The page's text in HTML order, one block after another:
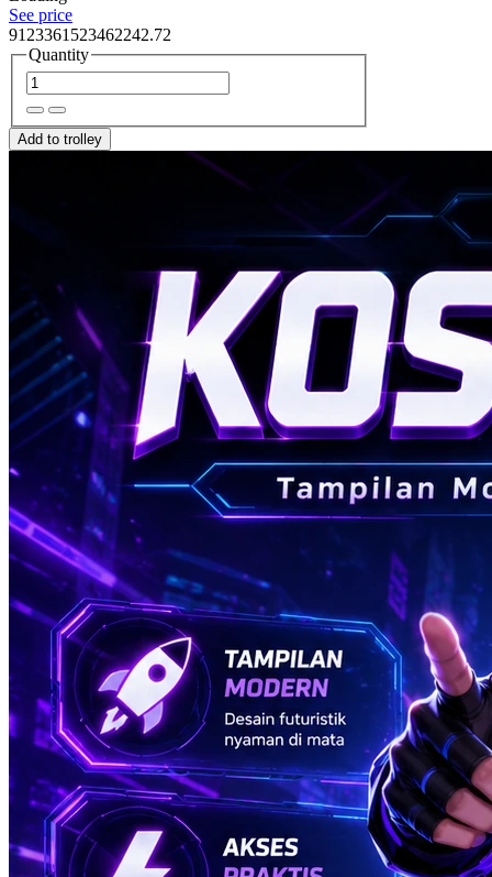
See price
9123361523462242.72
Quantity
Add to trolley